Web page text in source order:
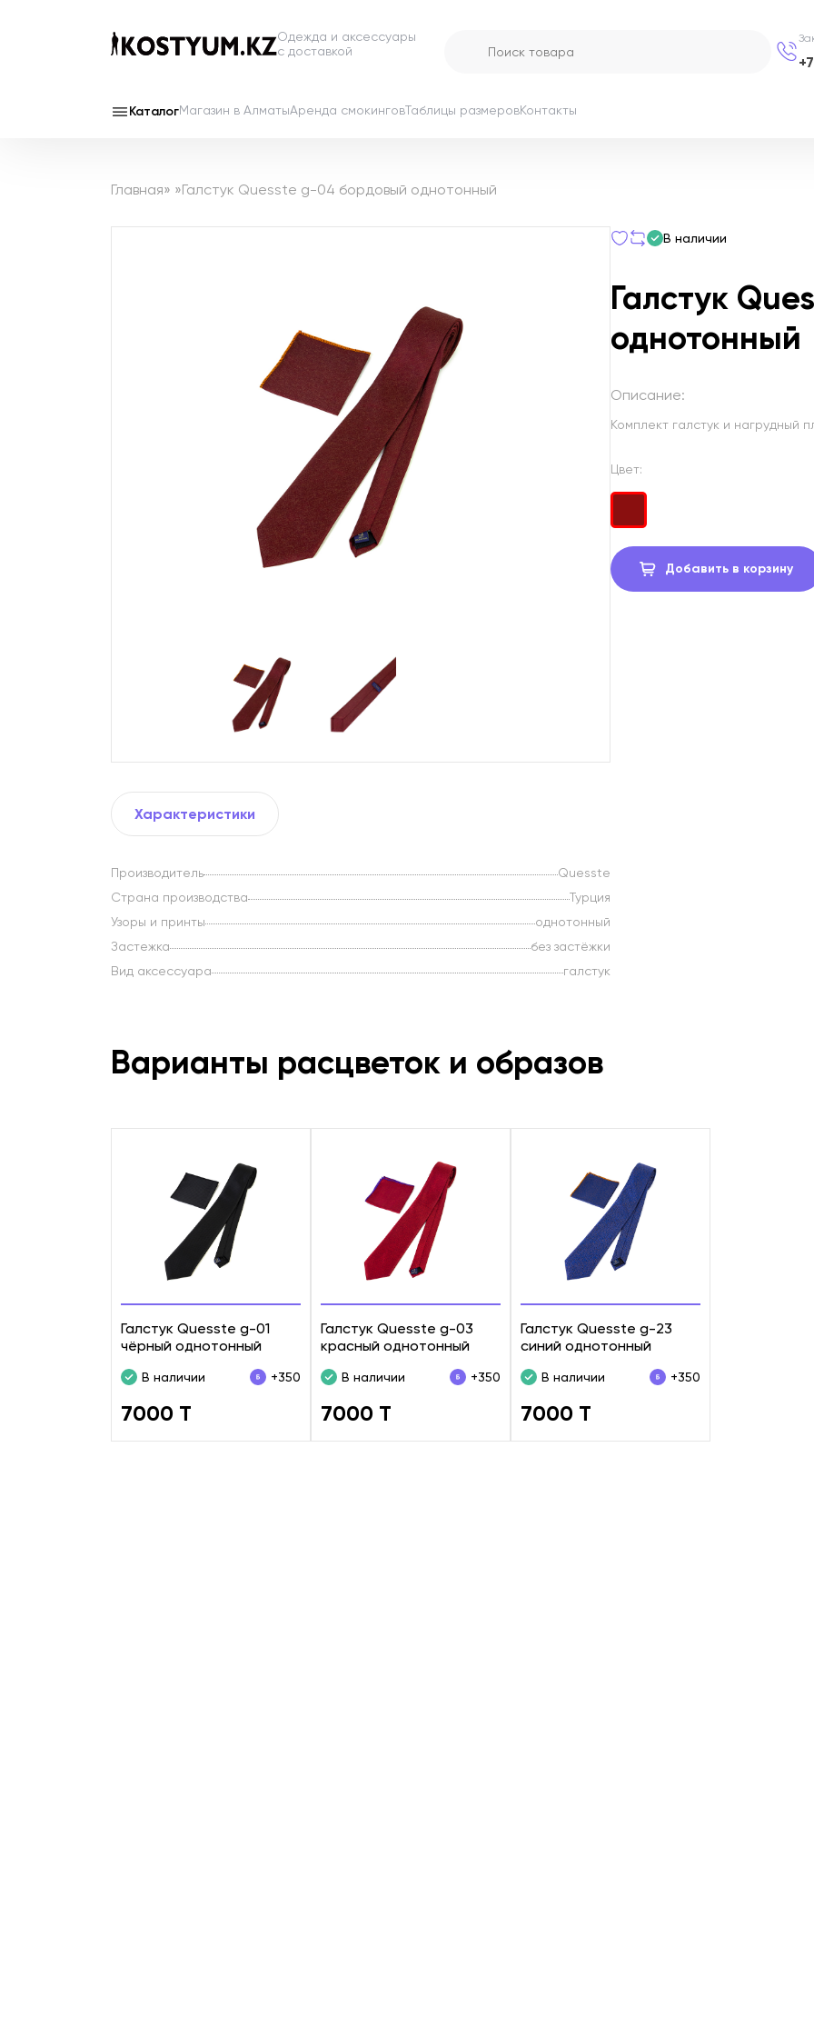
Одежда и аксессуары
с доставкой
КаталогМагазин в АлматыАренда смокинговТаблицы размеровКонтакты
Главная» »Галстук Quesste g-04 бордовый однотонный
В наличии
Галстук
однотонный
Описание:
Комплект галстук и нагрудный
Цвет:
Добавить в корзину
Характеристики
Производитель
Quesste
Страна производства
Турция
Узоры и принты
однотонный
Застежка
без застёжки
Вид аксессуара
галстук
Варианты расцветок и образов
Галстук Quesste g-01
чёрный однотонный
В наличии +350
7000 T
Галстук Quesste g-03
красный однотонный
В наличии +350
7000 T
Галстук Quesste g-23
синий однотонный
В наличии +350
7000 T